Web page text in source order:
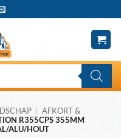
AFKORT &
R355CPS 355MM
ALU/HOUT